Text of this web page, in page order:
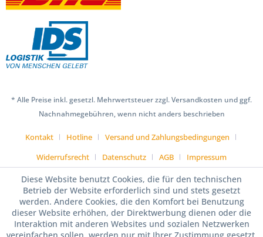
* Alle Preise inkl. gesetzl. Mehrwertsteuer zzgl. Versandkosten und ggf.
Nachnahmegebühren, wenn nicht anders beschrieben
Kontakt Hotline
Versand und Zahlungsbedingungen
Widerrufsrecht
Datenschutz AGB Impressum
Diese Website benutzt Cookies, die für den technischen
Betrieb der Website erforderlich sind und stets gesetzt
werden. Andere Cookies, die den Komfort bei Benutzung
dieser Website erhöhen, der Direktwerbung dienen oder die
Interaktion mit anderen Websites und sozialen Netzwerken